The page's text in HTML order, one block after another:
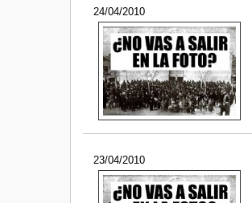
24/04/2010
23/04/2010